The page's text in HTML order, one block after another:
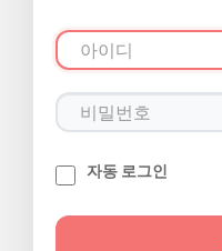
자동 로그인